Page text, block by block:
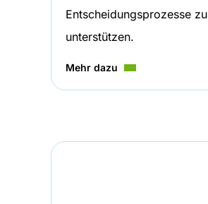
Entscheidungsprozesse zu
unterstützen.
Mehr dazu